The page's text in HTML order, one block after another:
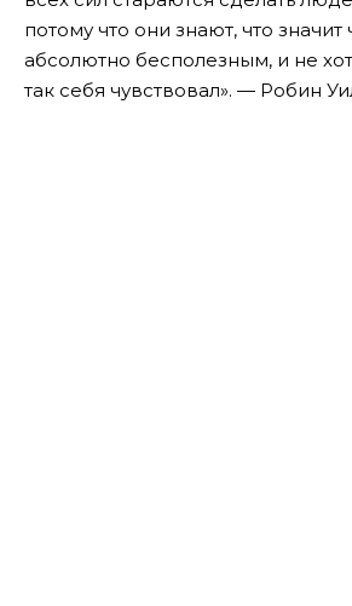
потому что они знают, что значит
абсолютно бесполезным, и не
так себя чувствовал». — Робин